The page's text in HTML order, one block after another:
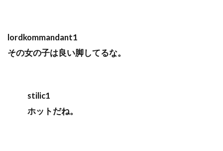
lordkommandant1
その女の子は良い脚してるな。
stilic1
ホットだね。